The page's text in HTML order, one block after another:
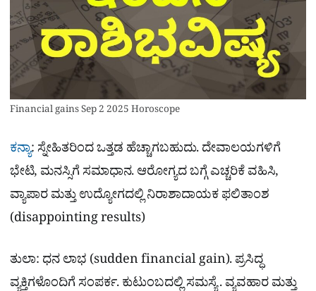
Financial gains Sep 2 2025 Horoscope
ಕನ್ಯಾ: ಸ್ನೇಹಿತರಿಂದ ಒತ್ತಡ ಹೆಚ್ಚಾಗಬಹುದು. ದೇವಾಲಯಗಳಿಗೆ
ಭೇಟಿ, ಮನಸ್ಸಿಗೆ ಸಮಾಧಾನ. ಆರೋಗ್ಯದ ಬಗ್ಗೆ ಎಚ್ಚರಿಕೆ ವಹಿಸಿ,
ವ್ಯಾಪಾರ ಮತ್ತು ಉದ್ಯೋಗದಲ್ಲಿ ನಿರಾಶಾದಾಯಕ ಫಲಿತಾಂಶ
(disappointing results)
ತುಲಾ: ಧನ ಲಾಭ (sudden financial gain). ಪ್ರಸಿದ್ಧ
ವ್ಯಕ್ತಿಗಳೊಂದಿಗೆ ಸಂಪರ್ಕ. ಕುಟುಂಬದಲ್ಲಿ ಸಮಸ್ಯೆ . ವ್ಯವಹಾರ ಮತ್ತು